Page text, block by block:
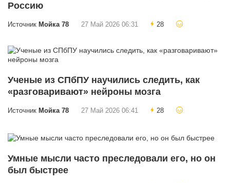
Россию
Источник Мойка 78 27 Май 2026 06:31 28
Ученые из СПбПУ научились следить, как
«разговаривают» нейроны мозга
Источник Мойка 78 27 Май 2026 06:41 28
Умные мысли часто преследовали его, но он
был быстрее